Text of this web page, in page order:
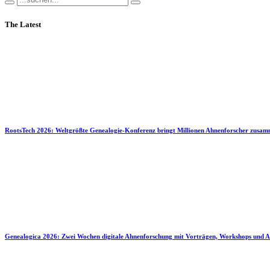
The Latest
RootsTech 2026: Weltgrößte Genealogie-Konferenz bringt Millionen Ahnenforscher
Genealogica 2026: Zwei Wochen digitale Ahnenforschung mit Vorträgen, Workshops und